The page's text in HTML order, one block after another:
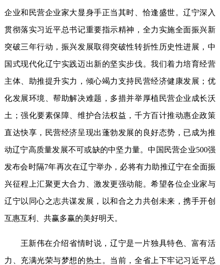
企业和民营企业家大显身手正当其时、恰逢盛世。辽宁深入
贯彻落实习近平总书记重要指示精神，全力实施全面振兴新
突破三年行动，振兴发展取得突破性转折性历史性进展，中
国式现代化辽宁实践迈出新的坚实步伐。我们着力培育经营
主体、助推提升实力，倾心竭力支持民营经济健康发展；优
化发展环境、帮助解决难题，多措并举厚植民营企业成长沃
土；强化要素保障、维护合法权益，千方百计推动惠企政策
直达快享，民营经济呈现出蓬勃发展的良好态势，已成为推
动辽宁高质量发展不可或缺的中坚力量。中国民营企业500强
发布会时隔7年再次在辽宁举办，必将有力助推辽宁在全面振
兴征程上汇聚更大合力、激发更强动能。希望各位企业家与
辽宁以同心之志共谋发展，以和合之力共创未来，携手开创
互惠互利、共赢多赢的美好明天。
王新伟在介绍省情时说，辽宁是一片独具特色、富有活
力、充满光荣与梦想的热土。当前，全省上下牢记习近平总